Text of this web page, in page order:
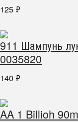
125 ₽
911 Шампунь
0035820
140 ₽
AA 1 Billioh